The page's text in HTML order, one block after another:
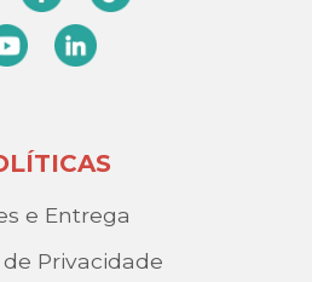
e Entrega
Privacidade